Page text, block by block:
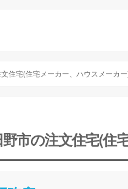
住宅(住宅メーカー、ハウスメーカ
市の注文住宅(住